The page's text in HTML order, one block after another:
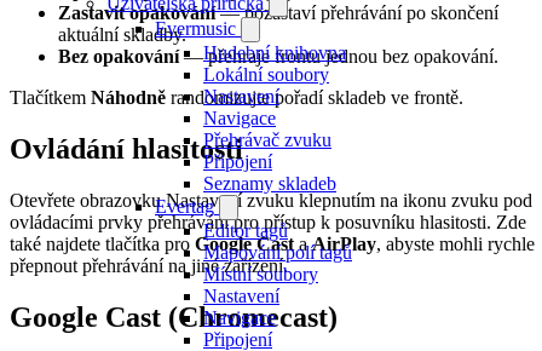
Evermusic
Hudební knihovna
Lokální soubory
Nastavení
Navigace
Přehrávač zvuku
Připojení
Seznamy skladeb
Evertag
Editor tagů
Mapování polí tagů
Místní soubory
Nastavení
Navigace
Připojení
Zastavit opakování— pozastaví přehrávání po skončení
aktuální skladby.
Bez opakování— přehraje frontu jednou bez opakování.
Tlačítkem Náhodně randomizujte pořadí skladeb ve frontě.
Ovládání hlasitosti
Otevřete obrazovku Nastavení zvuku klepnutím na ikonu zvuku pod
ovládacími prvky přehrávání pro přístup k posuvníku hlasitosti. Zde
také najdete tlačítka pro Google Cast aAirPlay, abyste mohli rychle
přepnout přehrávání na jiné zařízení.
Google Cast (Chromecast)